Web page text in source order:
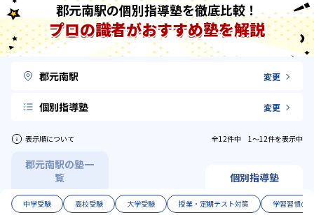
郡元南駅の個別指導塾を徹底比較！
プロの識者がおすすめ塾を解説
郡元南駅 変更
個別指導塾 変更
表示順について 全12件中 1〜12件を表示中
郡元南駅の塾一
覧
個別指導塾
中学受験 高校受験 大学受験 授業・定期テスト対策 学習習慣の